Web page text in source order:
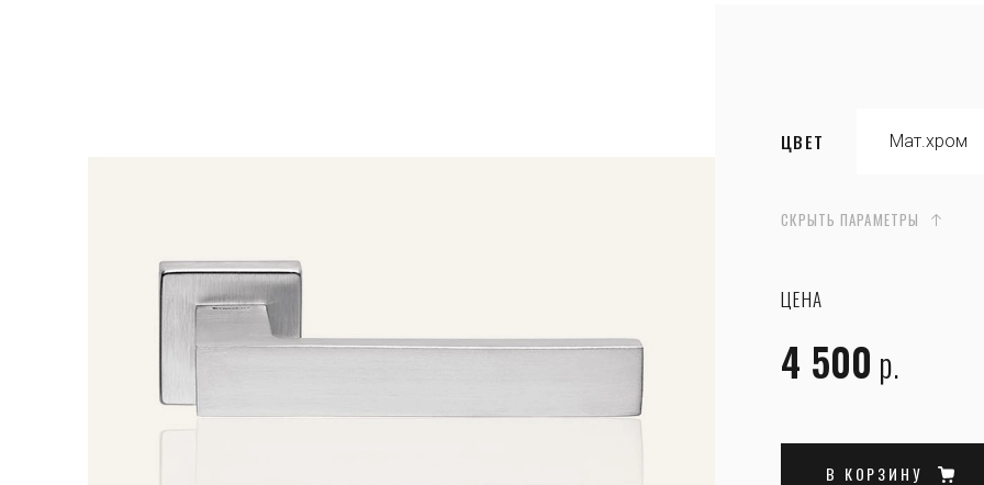
ЦВЕТ
СКРЫТЬ ПАРАМЕТРЫ
ЦЕНА
4 500 р.
В КОРЗИНУ